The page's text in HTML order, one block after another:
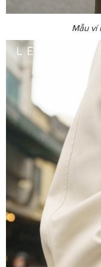
Mẫu ví